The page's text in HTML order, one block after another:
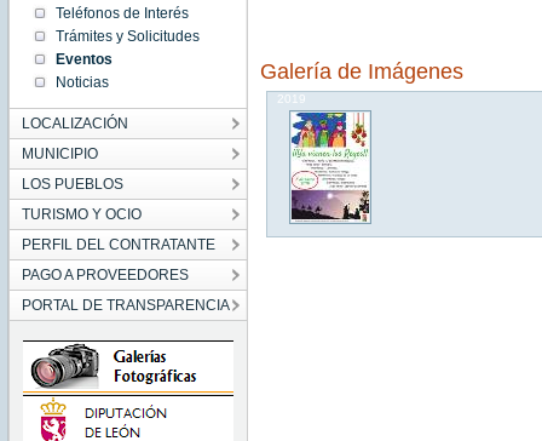
Teléfonos de Interés
Trámites y Solicitudes
Eventos
Noticias
LOCALIZACIÓN
MUNICIPIO
LOS PUEBLOS
TURISMO Y OCIO
PERFIL DEL CONTRATANTE
PAGO A PROVEEDORES
PORTAL DE TRANSPARENCIA
23:29:00
2019
Galería de Imágenes